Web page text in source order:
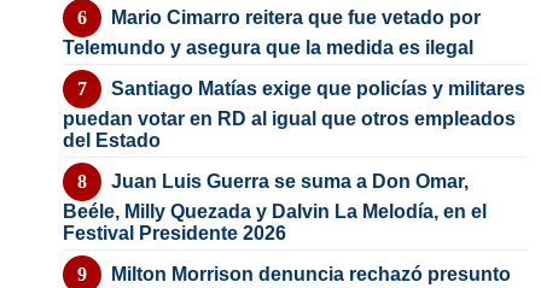
Mario Cimarro reitera que fue vetado por
Telemundo y asegura que la medida es ilegal
Santiago Matías exige que policías y militares
puedan votar en RD al igual que otros empleados
del Estado
Juan Luis Guerra se suma a Don Omar,
Beéle, Milly Quezada y Dalvin La Melodía, en el
Festival Presidente 2026
Milton Morrison denuncia rechazó presunto